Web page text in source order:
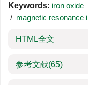
Keywords: iron oxide
/ magnetic resonance
HTML全文
参考文献(65)